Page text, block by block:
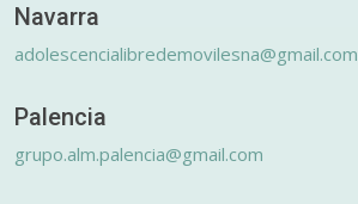
Navarra
adolescencialibredemovilesna@gmail.com
Palencia
grupo.alm.palencia@gmail.com